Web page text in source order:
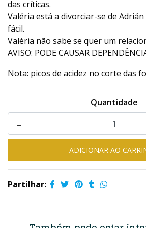
das críticas.
Valéria está a divorciar-se de
fácil.
Valéria não sabe se quer um
AVISO: PODE CAUSAR
Nota: picos de acidez no corte das
Quantidade
-
Partilhar: